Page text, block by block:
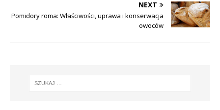
NEXT
Pomidory roma: Właściwości, uprawa i konserwacja
owoców